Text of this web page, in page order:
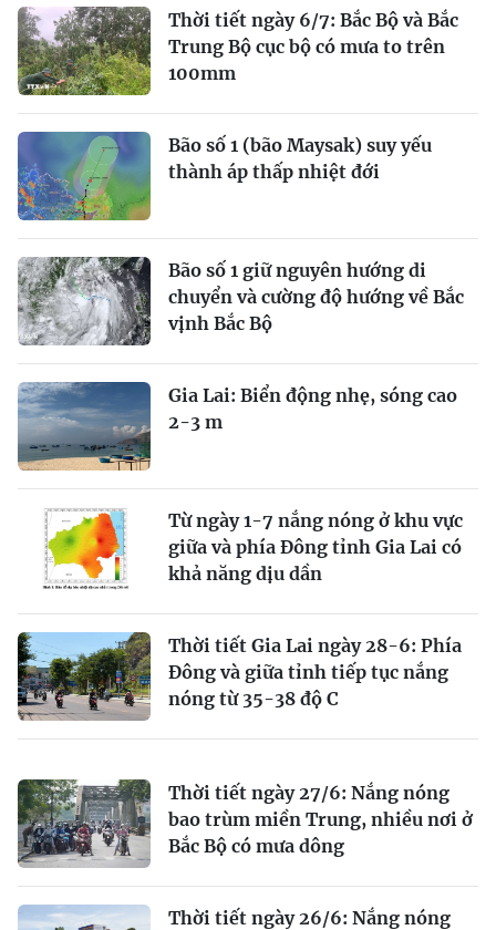
Thời tiết ngày 6/7: Bắc Bộ và Bắc
Trung Bộ cục bộ có mưa to trên
100mm
Bão số 1 (bão Maysak) suy yếu
thành áp thấp nhiệt đới
Bão số 1 giữ nguyên hướng di
chuyển và cường độ hướng về Bắc
vịnh Bắc Bộ
Gia Lai: Biển động nhẹ, sóng cao
2-3 m
Từ ngày 1-7 nắng nóng ở khu vực
giữa và phía Đông tỉnh Gia Lai có
khả năng dịu dần
Thời tiết Gia Lai ngày 28-6: Phía
Đông và giữa tỉnh tiếp tục nắng
nóng từ 35-38 độ C
Thời tiết ngày 27/6: Nắng nóng
bao trùm miền Trung, nhiều nơi ở
Bắc Bộ có mưa dông
Thời tiết ngày 26/6: Nắng nóng